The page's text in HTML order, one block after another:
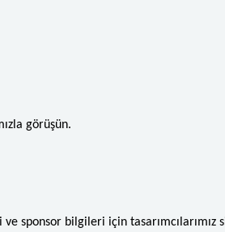
görüşün.
sponsor bilgileri için tasarımcılarımız